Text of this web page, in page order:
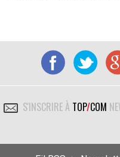
S'INSCRIRE À TOP/COM